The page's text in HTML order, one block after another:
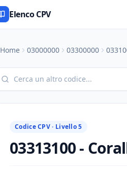
Elenco CPV
Home 03000000 03300000
Codice CPV · Livello 5
03313100-